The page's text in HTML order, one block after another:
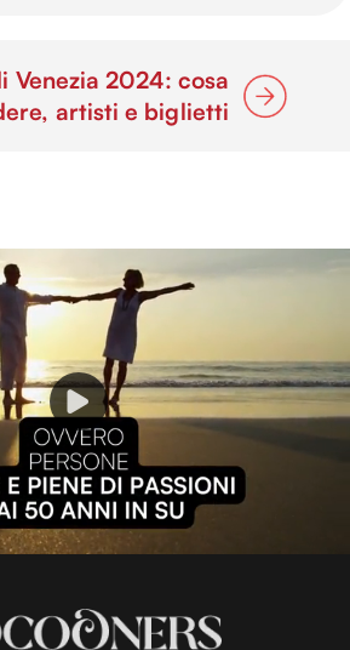
Venezia 2024: cosa
artisti e biglietti
P
l
a
L
:
1
0